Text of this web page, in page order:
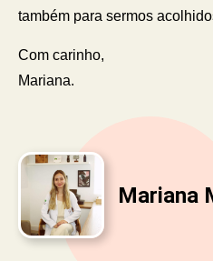
também para sermos
Com carinho,
Mariana.
Mariana